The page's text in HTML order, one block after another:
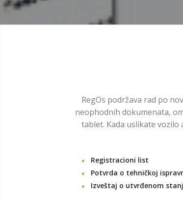
RegOs podržava rad po
neophodnih dokumenata,
tablet. Kada uslikate
Registracioni list
Potvrda o tehničkoj
Izveštaj o utvrđenom